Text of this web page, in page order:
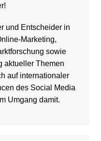
und Entscheider in
Marketing,
sowie
aktueller Themen
auf internationaler
des Social Media
Umgang damit.